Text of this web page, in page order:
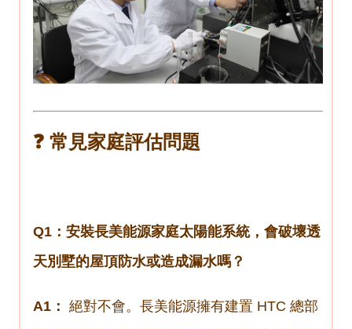
❓ 常見家庭評估問題
Q1：安裝長美能源家庭太陽能系統，會破壞透
天別墅的屋頂防水或造成漏水嗎？
A1： 絕對不會。長美能源擁有建置 HTC 總部